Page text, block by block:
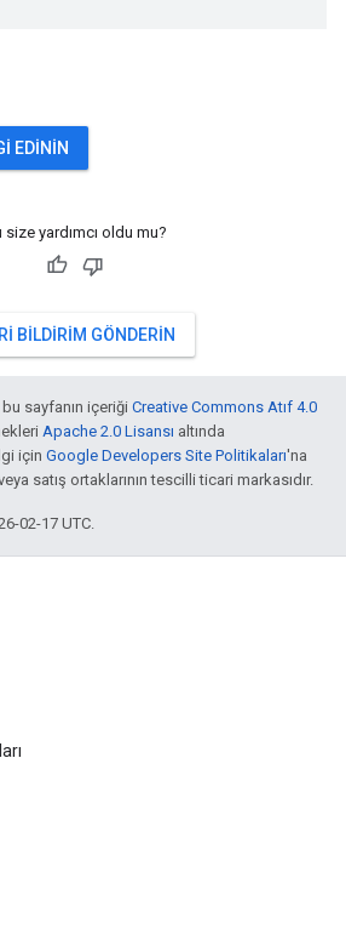
EDININ
size yardımcı oldu mu?
BILDIRIM GÖNDERIN
sayfanın içeriği Creative Commons Atıf 4.0
Apache 2.0 Lisansı altında
için Google Developers Site Politikaları'na
satış ortaklarının tescilli ticari markasıdır.
02-17 UTC.